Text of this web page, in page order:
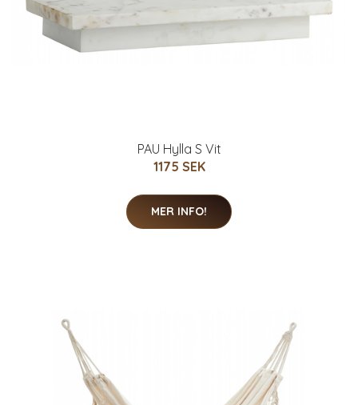
PAU Hylla S Vit
1175 SEK
MER INFO!